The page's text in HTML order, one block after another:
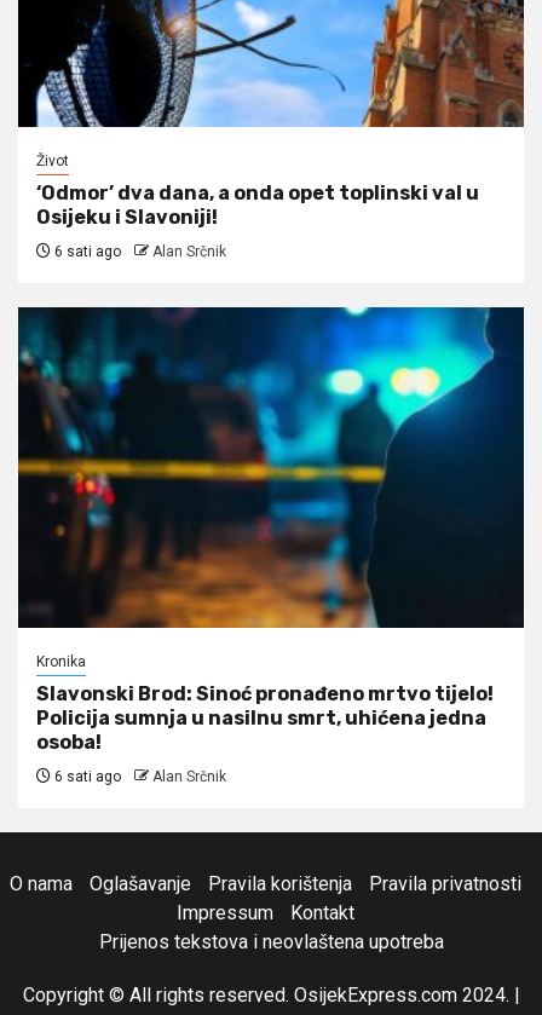
Život
‘Odmor’ dva dana, a onda opet toplinski val u
Osijeku i Slavoniji!
6 sati ago Alan Srčnik
Kronika
Slavonski Brod: Sinoć pronađeno mrtvo tijelo!
Policija sumnja u nasilnu smrt, uhićena jedna
osoba!
6 sati ago Alan Srčnik
O nama Oglašavanje Pravila korištenja
Pravila privatnosti
Impressum
Kontakt
Prijenos tekstova i neovlaštena upotreba
Copyright © All rights reserved. OsijekExpress.com 2024. |